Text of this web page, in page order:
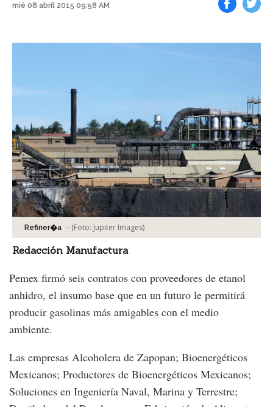
mié 08 abril 2015 09:58 AM
Refiner�a - (Foto: Jupiter Images)
Redacción Manufactura
Pemex firmó seis contratos con proveedores de etanol
anhidro, el insumo base que en un futuro le permitirá
producir gasolinas más amigables con el medio
ambiente.
Las empresas Alcoholera de Zapopan; Bioenergéticos
Mexicanos; Productores de Bioenergéticos Mexicanos;
Soluciones en Ingeniería Naval, Marina y Terrestre;